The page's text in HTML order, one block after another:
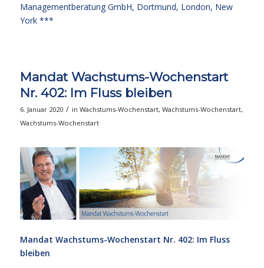
Managementberatung GmbH, Dortmund, London, New
York ***
Mandat Wachstums-Wochenstart
Nr. 402: Im Fluss bleiben
6. Januar 2020 / in Wachstums-Wochenstart, Wachstums-Wochenstart,
Wachstums-Wochenstart
Mandat Wachstums-Wochenstart Nr. 402: Im Fluss
bleiben